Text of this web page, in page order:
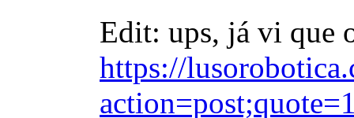
Edit: ups, já vi que
https://